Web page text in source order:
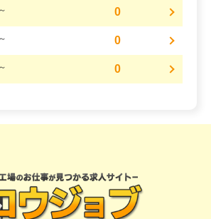
0
0
0